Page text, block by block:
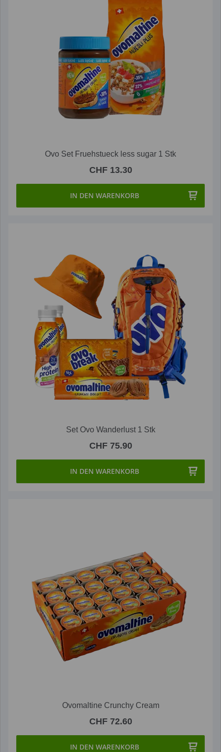
Ovo Set Fruehstueck less sugar 1 Stk
CHF 13.30
IN DEN WARENKORB
Set Ovo Wanderlust 1 Stk
CHF 75.90
IN DEN WARENKORB
Ovomaltine Crunchy Cream
CHF 72.60
IN DEN WARENKORB